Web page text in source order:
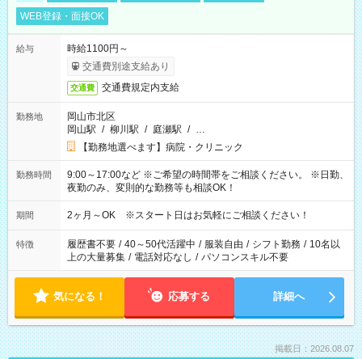
WEB登録・面接OK
給与
時給1100円～
交通費別途支給あり
交通費 交通費規定内支給
勤務地
岡山市北区
岡山駅 / 柳川駅 / 庭瀬駅 / …
【勤務地選べます】病院・クリニック
勤務時間
9:00～17:00など ※ご希望の時間帯をご相談ください。 ※日勤、
夜勤のみ、変則的な勤務等も相談OK！
期間 2ヶ月～OK ※スタート日はお気軽にご相談ください！
特徴 履歴書不要 / 40～50代活躍中 / 服装自由 / シフト勤務 / 10名以
上の大量募集 / 電話対応なし / パソコンスキル不要
気になる！ 応募する 詳細へ
掲載日：2026.08.07